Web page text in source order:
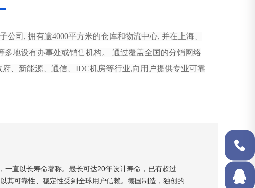
司, 拥有逾4000平方米的仓库和物流中心, 并在上海、
多地设有办事处或销售机构。 通过覆盖全国的分销网络
、新能源、通信、IDC机房等行业,向用户提供专业可靠
直以长寿命著称。最长可达20年设计寿命，已有超过
其可靠性、稳定性受到全球用户信赖。德国制造，独创的